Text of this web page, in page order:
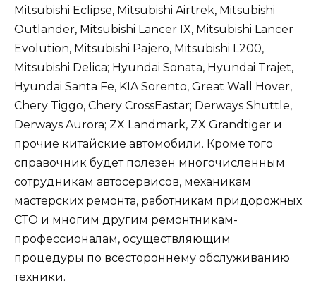
Mitsubishi Eclipse, Mitsubishi Airtrek, Mitsubishi
Outlander, Mitsubishi Lancer IX, Mitsubishi Lancer
Evolution, Mitsubishi Pajero, Mitsubishi L200,
Mitsubishi Delica; Hyundai Sonata, Hyundai Trajet,
Hyundai Santa Fe, KIA Sorento, Great Wall Hover,
Chery Tiggo, Chery CrossEastar; Derways Shuttle,
Derways Aurora; ZX Landmark, ZX Grandtiger и
прочие китайские автомобили. Кроме того
справочник будет полезен многочисленным
сотрудникам автосервисов, механикам
мастерских ремонта, работникам придорожных
СТО и многим другим ремонтникам-
профессионалам, осуществляющим
процедуры по всестороннему обслуживанию
техники.